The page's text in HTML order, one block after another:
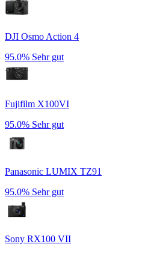
DJI Osmo Action 4
95.0% Sehr gut
Fujifilm X100VI
95.0% Sehr gut
Panasonic LUMIX TZ91
95.0% Sehr gut
Sony RX100 VII